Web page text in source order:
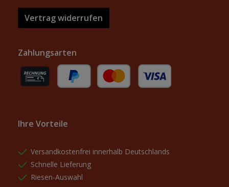
Vertrag widerrufen
Zahlungsarten
Ihre Vorteile
Versandkostenfrei innerhalb Deutschlands
Schnelle Lieferung
Riesen-Auswahl